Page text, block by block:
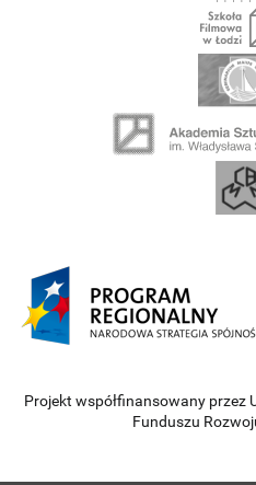
Projekt współfinansowany przez
Funduszu